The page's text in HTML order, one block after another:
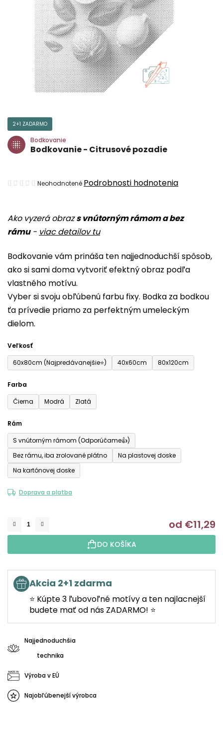
Ako vyzerá obrazs vnútorným rámom a bez
rámu- viac detailov tu
Bodkovanie vám prináša ten najjednoduchší spôsob,
ako si sami doma vytvoriť efektný obraz podľa
vlastného motívu.
Vyber si svoju obľúbenú farbu fixy. Bodka za bodkou
ťa prívedie priamo za perfektným umeleckým
dielom.
Veľkosť
60x80cm (Najpredávanejšie⭐)
40x60cm 80x120cm
Farba
Čierna
Modrá Zlatá
Rám
S vnútorným rámom (Odporúčame👍)
Bez rámu, iba zrolované plátno
Na plastovej doske
Na kartónovej doske
Doprava a platba
od €11,29
DO KOŠÍKA
Akcia 2+1 zdarma
⭐ Kúpte 3 ľubovoľné motívy a ten najlacnejší
budete mať od nás ZADARMO! ⭐
Najjednoduchšia
technika
Výroba v EÚ
Najobľúbenejší výrobca
2+1 ZADARMO
Bodkovanie
Bodkovanie - Citrusové pozadie
Priemerné
je
0,0
hviezdičiek.
Neohodnotené Podrobnosti hodnotenia